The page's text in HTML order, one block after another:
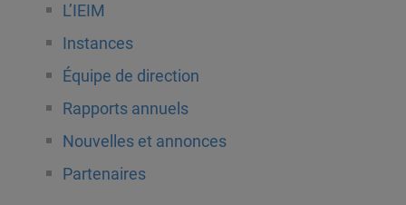
L’IEIM
Instances
Équipe de direction
Rapports annuels
Nouvelles et annonces
Partenaires